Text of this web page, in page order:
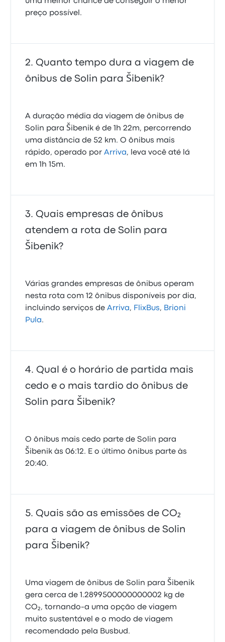
preço possível.
Quanto tempo dura a viagem de
ônibus de Solin para Šibenik?
A duração média da viagem de ônibus de
Solin para Šibenik é de 1h 22m, percorrendo
uma distância de 52 km. O ônibus mais
rápido, operado porArriva, leva você até lá
em 1h 15m.
Quais empresas de ônibus
atendem a rota de Solin para
Šibenik?
Várias grandes empresas de ônibus operam
nesta rota com 12 ônibus disponíveis por dia,
incluindo serviços deArriva, FlixBus, Brioni
Pula.
Qual é o horário de partida mais
cedo e o mais tardio do ônibus de
Solin para Šibenik?
O ônibus mais cedo parte de Solin para
Šibenik às 06:12. E o último ônibus parte às
20:40.
Quais são as emissões de CO₂
para a viagem de ônibus de Solin
para Šibenik?
Uma viagem de ônibus de Solin para Šibenik
gera cerca de 1.2899500000000002 kg de
CO₂, tornando-a uma opção de viagem
muito sustentável e o modo de viagem
recomendado pela Busbud.